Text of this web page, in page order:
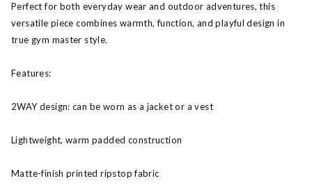
Perfect for both everyday wear and outdoor adventures, this
versatile piece combines warmth, function, and playful design in
true gym master style.
Features:
2WAY design: can be worn as a jacket or a vest
Lightweight, warm padded construction
Matte-finish printed ripstop fabric